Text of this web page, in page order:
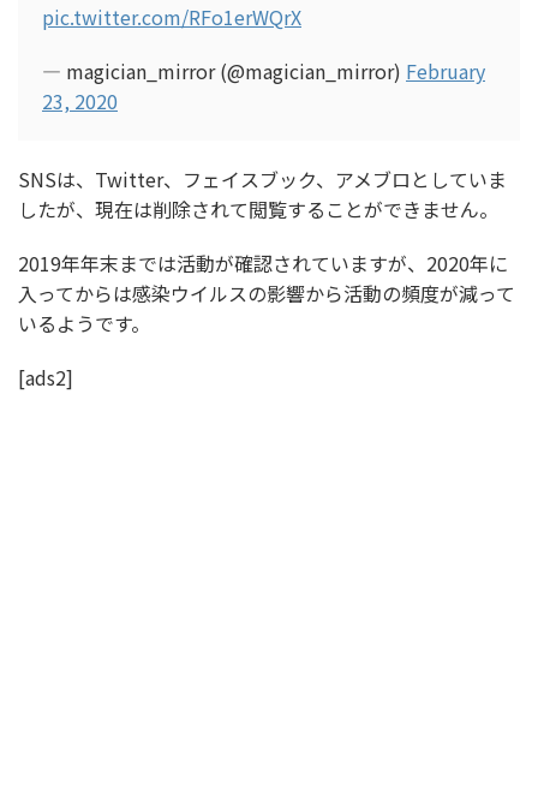
pic.twitter.com/RFo1erWQrX
— magician_mirror (@magician_mirror) February
23, 2020
SNSは、Twitter、フェイスブック、アメブロとしていま
したが、現在は削除されて閲覧することができません。
2019年年末までは活動が確認されていますが、2020年に
入ってからは感染ウイルスの影響から活動の頻度が減って
いるようです。
[ads2]